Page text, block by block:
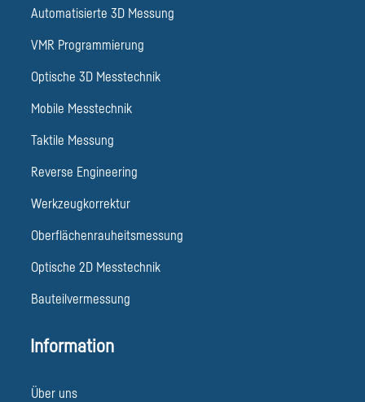
Automatisierte 3D Messung
VMR Programmierung
Optische 3D Messtechnik
Mobile Messtechnik
Taktile Messung
Reverse Engineering
Werkzeugkorrektur
Oberflächenrauheitsmessung
Optische 2D Messtechnik
Bauteilvermessung
Information
Über uns